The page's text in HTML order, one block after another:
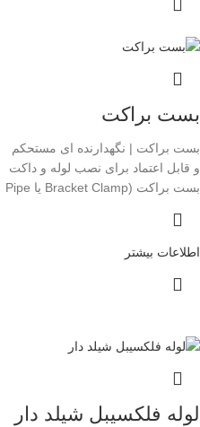
بست براکت
بست براکت | نگهدارنده ای مستحکم
و قابل اعتماد برای نصب لوله و داکت
بست براکت (Bracket Clamp یا Pipe
اطلاعات بیشتر
لوله فلکسیبل شیلد دار